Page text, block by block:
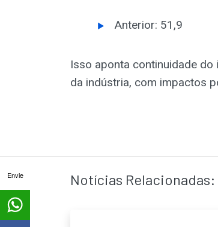
Anterior: 51,9
Isso aponta continuidade
da indústria, com impactos
Notícias Relacionadas:
Envie